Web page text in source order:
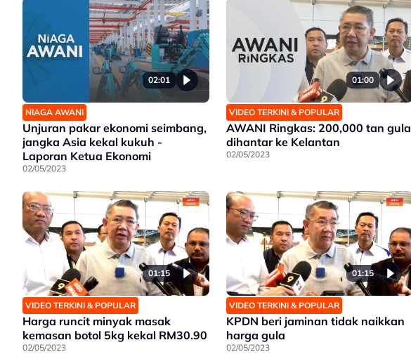
02:01
NIAGA AWANI
Unjuran pakar ekonomi seimbang,
jangka Asia kekal kukuh -
Laporan Ketua Ekonomi
02/05/2023
01:00
VIDEO TERKINI & POPULAR
AWANI Ringkas: 200,000 tan gula
dihantar ke Kelantan
02/05/2023
01:15
VIDEO TERKINI & POPULAR
Harga runcit minyak masak
kemasan botol 5kg kekal RM30.90
02/05/2023
01:15
VIDEO TERKINI & POPULAR
KPDN beri jaminan tidak naikkan
harga gula
02/05/2023